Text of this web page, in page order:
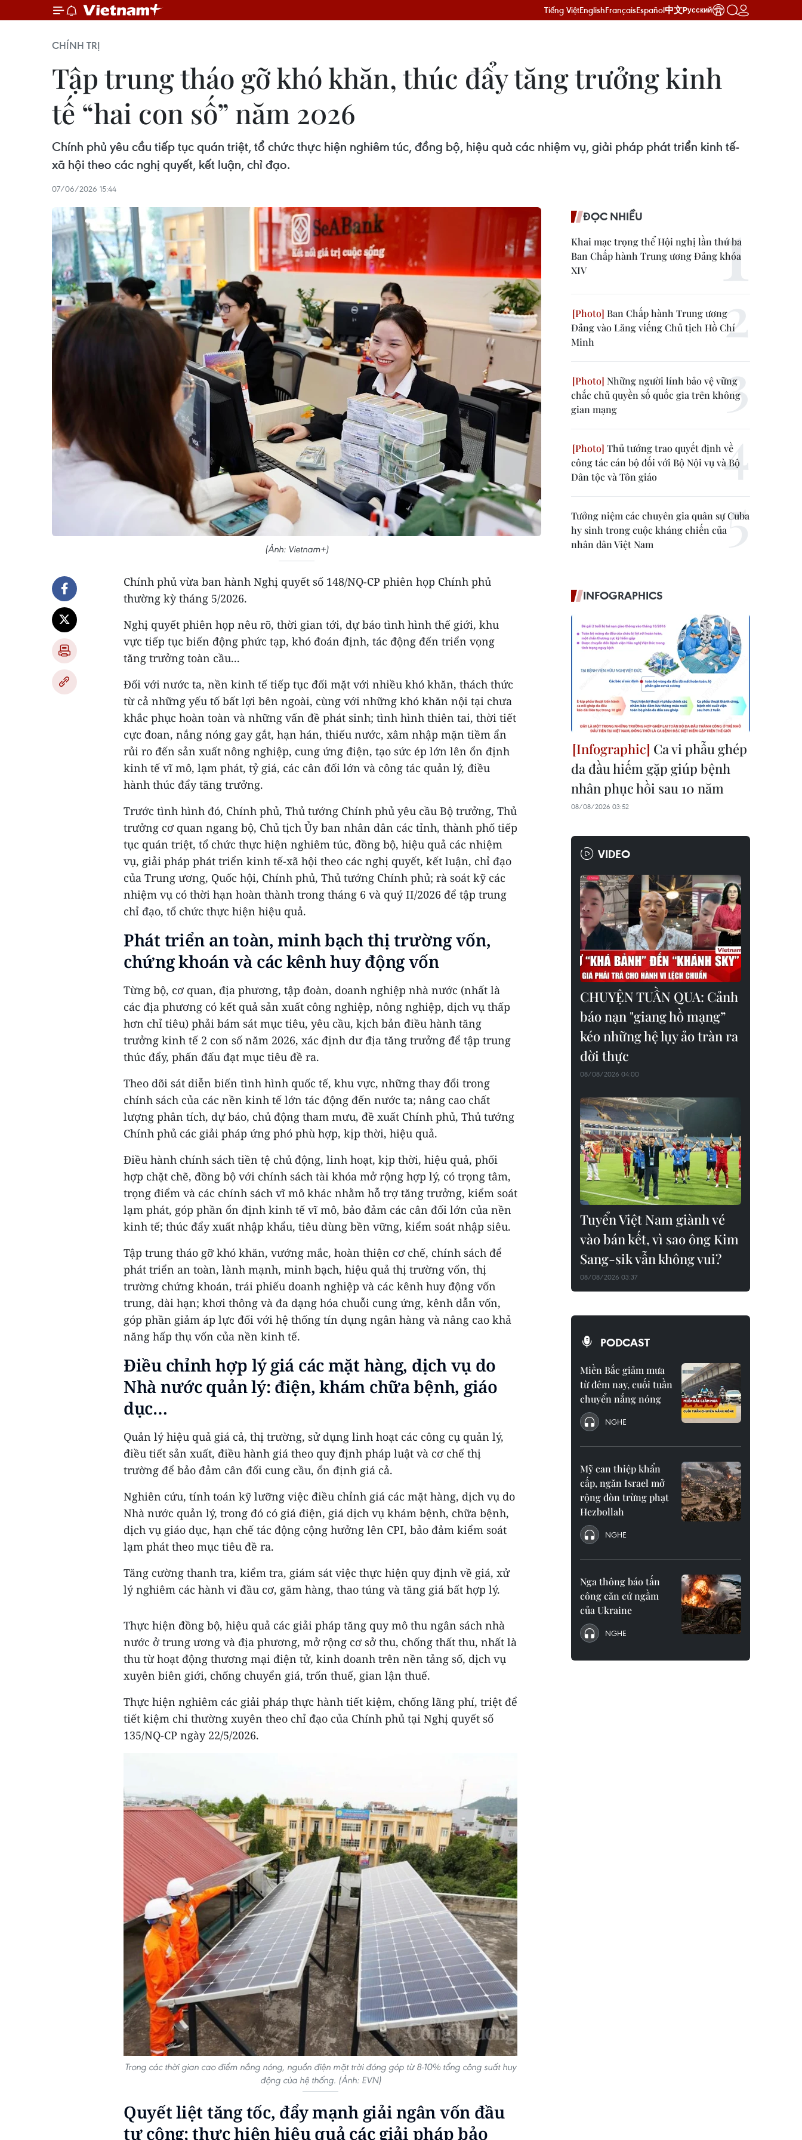
Tiếng ViệtEnglishFrançaisEspañol中文Русский
CHÍNH TRỊ
Tập trung tháo gỡ khó khăn, thúc đẩy tăng trưởng kinh
tế “hai con số” năm 2026
Chính phủ yêu cầu tiếp tục quán triệt, tổ chức thực hiện nghiêm túc, đồng bộ, hiệu quả các nhiệm vụ, giải pháp phát triển kinh tế-
xã hội theo các nghị quyết, kết luận, chỉ đạo.
07/06/2026 15:44
(Ảnh: Vietnam+)
Chính phủ vừa ban hành Nghị quyết số 148/NQ-CP phiên họp Chính phủ
thường kỳ tháng 5/2026.
Nghị quyết phiên họp nêu rõ, thời gian tới, dự báo tình hình thế giới, khu
vực tiếp tục biến động phức tạp, khó đoán định, tác động đến triển vọng
tăng trưởng toàn cầu...
Đối với nước ta, nền kinh tế tiếp tục đối mặt với nhiều khó khăn, thách thức
từ cả những yếu tố bất lợi bên ngoài, cùng với những khó khăn nội tại chưa
khắc phục hoàn toàn và những vấn đề phát sinh; tình hình thiên tai, thời tiết
cực đoan, nắng nóng gay gắt, hạn hán, thiếu nước, xâm nhập mặn tiềm ẩn
rủi ro đến sản xuất nông nghiệp, cung ứng điện, tạo sức ép lớn lên ổn định
kinh tế vĩ mô, lạm phát, tỷ giá, các cân đối lớn và công tác quản lý, điều
hành thúc đẩy tăng trưởng.
Trước tình hình đó, Chính phủ, Thủ tướng Chính phủ yêu cầu Bộ trưởng, Thủ
trưởng cơ quan ngang bộ, Chủ tịch Ủy ban nhân dân các tỉnh, thành phố tiếp
tục quán triệt, tổ chức thực hiện nghiêm túc, đồng bộ, hiệu quả các nhiệm
vụ, giải pháp phát triển kinh tế-xã hội theo các nghị quyết, kết luận, chỉ đạo
của Trung ương, Quốc hội, Chính phủ, Thủ tướng Chính phủ; rà soát kỹ các
nhiệm vụ có thời hạn hoàn thành trong tháng 6 và quý II/2026 để tập trung
chỉ đạo, tổ chức thực hiện hiệu quả.
Phát triển an toàn, minh bạch thị trường vốn,
chứng khoán và các kênh huy động vốn
Từng bộ, cơ quan, địa phương, tập đoàn, doanh nghiệp nhà nước (nhất là
các địa phương có kết quả sản xuất công nghiệp, nông nghiệp, dịch vụ thấp
hơn chỉ tiêu) phải bám sát mục tiêu, yêu cầu, kịch bản điều hành tăng
trưởng kinh tế 2 con số năm 2026, xác định dư địa tăng trưởng để tập trung
thúc đẩy, phấn đấu đạt mục tiêu đề ra.
Theo dõi sát diễn biến tình hình quốc tế, khu vực, những thay đổi trong
chính sách của các nền kinh tế lớn tác động đến nước ta; nâng cao chất
lượng phân tích, dự báo, chủ động tham mưu, đề xuất Chính phủ, Thủ tướng
Chính phủ các giải pháp ứng phó phù hợp, kịp thời, hiệu quả.
Điều hành chính sách tiền tệ chủ động, linh hoạt, kịp thời, hiệu quả, phối
hợp chặt chẽ, đồng bộ với chính sách tài khóa mở rộng hợp lý, có trọng tâm,
trọng điểm và các chính sách vĩ mô khác nhằm hỗ trợ tăng trưởng, kiểm soát
lạm phát, góp phần ổn định kinh tế vĩ mô, bảo đảm các cân đối lớn của nền
kinh tế; thúc đẩy xuất nhập khẩu, tiêu dùng bền vững, kiểm soát nhập siêu.
Tập trung tháo gỡ khó khăn, vướng mắc, hoàn thiện cơ chế, chính sách để
phát triển an toàn, lành mạnh, minh bạch, hiệu quả thị trường vốn, thị
trường chứng khoán, trái phiếu doanh nghiệp và các kênh huy động vốn
trung, dài hạn; khơi thông và đa dạng hóa chuỗi cung ứng, kênh dẫn vốn,
góp phần giảm áp lực đối với hệ thống tín dụng ngân hàng và nâng cao khả
năng hấp thụ vốn của nền kinh tế.
Điều chỉnh hợp lý giá các mặt hàng, dịch vụ do
Nhà nước quản lý: điện, khám chữa bệnh, giáo
dục…
Quản lý hiệu quả giá cả, thị trường, sử dụng linh hoạt các công cụ quản lý,
điều tiết sản xuất, điều hành giá theo quy định pháp luật và cơ chế thị
trường để bảo đảm cân đối cung cầu, ổn định giá cả.
Nghiên cứu, tính toán kỹ lưỡng việc điều chỉnh giá các mặt hàng, dịch vụ do
Nhà nước quản lý, trong đó có giá điện, giá dịch vụ khám bệnh, chữa bệnh,
dịch vụ giáo dục, hạn chế tác động cộng hưởng lên CPI, bảo đảm kiểm soát
lạm phát theo mục tiêu đề ra.
Tăng cường thanh tra, kiểm tra, giám sát việc thực hiện quy định về giá, xử
lý nghiêm các hành vi đầu cơ, găm hàng, thao túng và tăng giá bất hợp lý.
Thực hiện đồng bộ, hiệu quả các giải pháp tăng quy mô thu ngân sách nhà
nước ở trung ương và địa phương, mở rộng cơ sở thu, chống thất thu, nhất là
thu từ hoạt động thương mại điện tử, kinh doanh trên nền tảng số, dịch vụ
xuyên biên giới, chống chuyển giá, trốn thuế, gian lận thuế.
Thực hiện nghiêm các giải pháp thực hành tiết kiệm, chống lãng phí, triệt để
tiết kiệm chi thường xuyên theo chỉ đạo của Chính phủ tại Nghị quyết số
135/NQ-CP ngày 22/5/2026.
Trong các thời gian cao điểm nắng nóng, nguồn điện mặt trời đóng góp từ 8-10% tổng công suất huy
động của hệ thống. (Ảnh: EVN)
Quyết liệt tăng tốc, đẩy mạnh giải ngân vốn đầu
tư công; thực hiện hiệu quả các giải pháp bảo
ĐỌC NHIỀU
Khai mạc trọng thể Hội nghị lần thứ ba
Ban Chấp hành Trung ương Đảng khóa
XIV
Ban Chấp hành Trung ương
Đảng vào Lăng viếng Chủ tịch Hồ Chí
Minh
Những người lính bảo vệ vững
chắc chủ quyền số quốc gia trên không
gian mạng
Thủ tướng trao quyết định về
công tác cán bộ đối với Bộ Nội vụ và Bộ
Dân tộc và Tôn giáo
Tưởng niệm các chuyên gia quân sự Cuba
hy sinh trong cuộc kháng chiến của
nhân dân Việt Nam
INFOGRAPHICS
Ca vi phẫu ghép
da đầu hiếm gặp giúp bệnh
nhân phục hồi sau 10 năm
08/08/2026 03:52
VIDEO
CHUYỆN TUẦN QUA: Cảnh
báo nạn "giang hồ mạng”
kéo những hệ lụy ảo tràn ra
đời thực
08/08/2026 04:00
Tuyển Việt Nam giành vé
vào bán kết, vì sao ông Kim
Sang-sik vẫn không vui?
08/08/2026 03:37
PODCAST
Miền Bắc giảm mưa
từ đêm nay, cuối tuần
chuyển nắng nóng
NGHE
Mỹ can thiệp khẩn
cấp, ngăn Israel mở
rộng đòn trừng phạt
Hezbollah
NGHE
Nga thông báo tấn
công căn cứ ngầm
của Ukraine
NGHE